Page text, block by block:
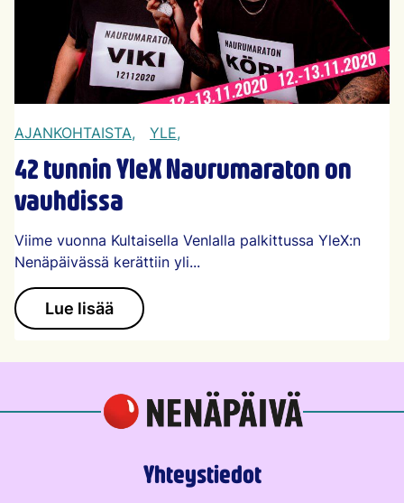
AJANKOHTAISTA, YLE,
42 tunnin YleX Naurumaraton on
vauhdissa
Viime vuonna Kultaisella Venlalla palkittussa YleX:n
Nenäpäivässä kerättiin yli...
Lue lisää
Yhteystiedot